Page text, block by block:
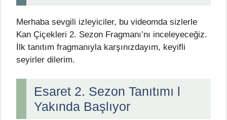
Merhaba sevgili izleyiciler, bu videomda sizlerle
Kan Çiçekleri 2. Sezon Fragmanı’nı inceleyeceğiz.
İlk tanıtım fragmanıyla karşınızdayım, keyifli
seyirler dilerim.
Esaret 2. Sezon Tanıtımı l
Yakında Başlıyor